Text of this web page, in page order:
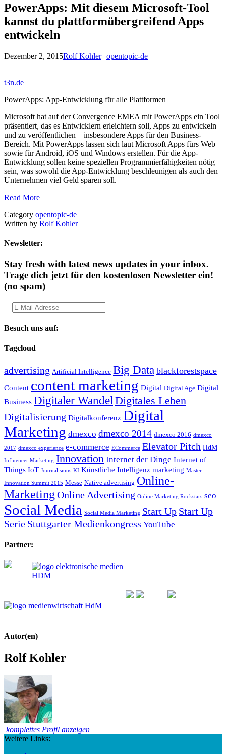
PowerApps: Mit diesem Microsoft-Tool
kannst du plattformübergreifend Apps
entwickeln
Dezember 2, 2015Rolf Kohler opentopic-de
t3n.de
PowerApps: App-Entwicklung für alle Plattformen
Microsoft hat auf der Convergence EMEA mit PowerApps ein Tool
präsentiert, das es Entwicklern erleichtern soll, Apps zu entwickeln
und zu veröffentlichen – insbesondere Apps für den Business-
Bereich. Mit PowerApps lassen sich laut Microsoft Apps fürs Web
sowie für Android, iOS und Windows erstellen. Für die App-
Entwicklung sollen keine speziellen Programmierfähigkeiten nötig
sein, was sowohl die App-Entwicklung beschleunigen als auch den
Unternehmen viel Geld sparen soll.
Read More
Category opentopic-de
Written by Rolf Kohler
Newsletter:
Stay fresh with latest news updates in your inbox.
Trage dich jetzt für den kostenlosen Newsletter ein!
(no spam)
Besuch uns auf:
Tagcloud
advertising Artificial Intelligence Big Data blackforestspace
Content content marketing Digital Digital Age Digital
Business Digitaler Wandel Digitales Leben
Digitalisierung Digitalkonferenz Digital
Marketing dmexco dmexco 2014 dmexco 2016 dmexco
2017 dmexco experience e-commerce ECommerce Elevator Pitch HdM
Influencer Marketing Innovation Internet der Dinge Internet of
Things IoT Journalismus KI Künstliche Intelligenz marketing Master
Innovation Summit 2015 Messe Native advertising Online-
Marketing Online Advertising Online Marketing Rockstars seo
Social Media Social Media Marketing Start Up Start Up
Serie Stuttgarter Medienkongress YouTube
Partner:
Autor(en)
Rolf Kohler
komplettes Profil anzeigen
Weitere Links: